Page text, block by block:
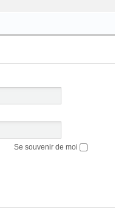
Se souvenir de moi